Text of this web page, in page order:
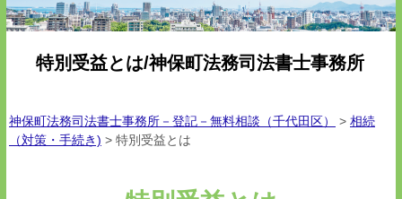
特別受益とは/神保町法務司法書士事務所
神保町法務司法書士事務所－登記－無料相談（千代田区） > 相続
（対策・手続き) > 特別受益とは